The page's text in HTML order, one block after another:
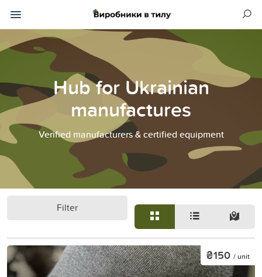
Hub for Ukrainian
manufactures
Verified manufacturers & certified equipment
Filter
₴150 / unit